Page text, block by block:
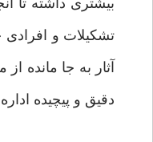
بیشترى داشته تا
تشکیلات و
آثار به جا مانده
دقیق و پیچیده